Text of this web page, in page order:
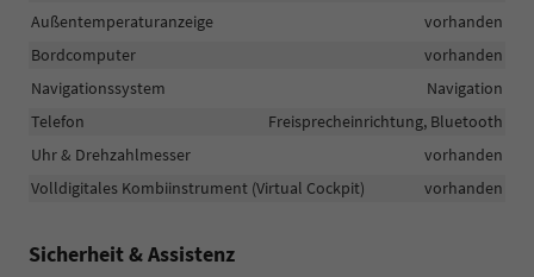
Außentemperaturanzeige
vorhanden
Bordcomputer
vorhanden
Navigationssystem
Navigation
Telefon
Freisprecheinrichtung, Bluetooth
Uhr & Drehzahlmesser
vorhanden
Volldigitales Kombiinstrument (Virtual Cockpit)
vorhanden
Sicherheit & Assistenz